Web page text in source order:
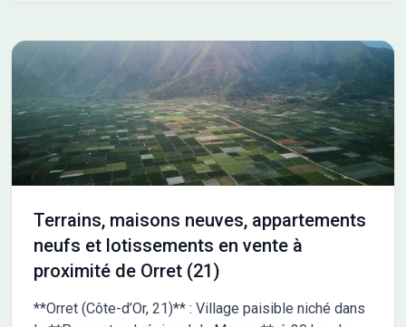
vu pour vous sous réserve de disponibilité et au prix indiqué par
notre partenaire foncier. Conditions et visuels non contractuels.
Cette annonce a été créée et diffusée avec le logiciel
VITAHOME. Contactez Romain ROUMIER au 07 45 86 23 12 ou
au 07 45 86 23 12 (Maisons Chênes - Agence d'Avallon).
Terrains, maisons neuves, appartements
neufs et lotissements en vente à
proximité de Orret (21)
**Orret (Côte-d’Or, 21)** : Village paisible niché dans